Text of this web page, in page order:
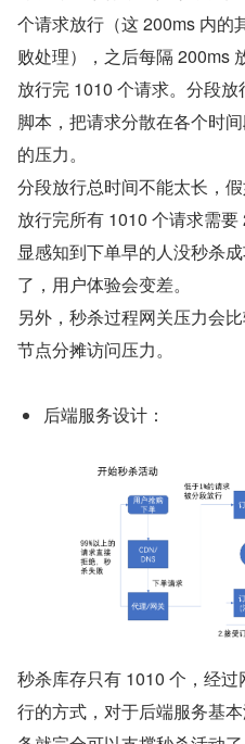
个请求放行（这 200ms 内的
败处理），之后每隔 200ms
放行完 1010 个请求。分段
脚本，把请求分散在各个时
的压力。
分段放行总时间不能太长，
放行完所有 1010 个请求需
显感知到下单早的人没秒杀
了，用户体验会变差。
另外，秒杀过程网关压力会
节点分摊访问压力。
后端服务设计：
秒杀库存只有 1010 个，经
行的方式，对于后端服务基